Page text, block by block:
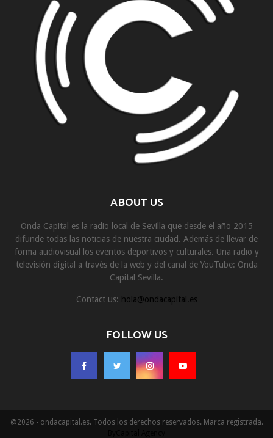
ABOUT US
Onda Capital es la radio local de Sevilla que desde el año 2015
difunde todas las noticias de nuestra ciudad. Además de llevar de
forma audiovisual los eventos deportivos y culturales. Una radio y
televisión digital a través de la web y del canal de YouTube: Onda
Capital Sevilla.
Contact us: hola@ondacapital.es
FOLLOW US
@2026 - ondacapital.es. Todos los derechos reservados. Marca registrada.